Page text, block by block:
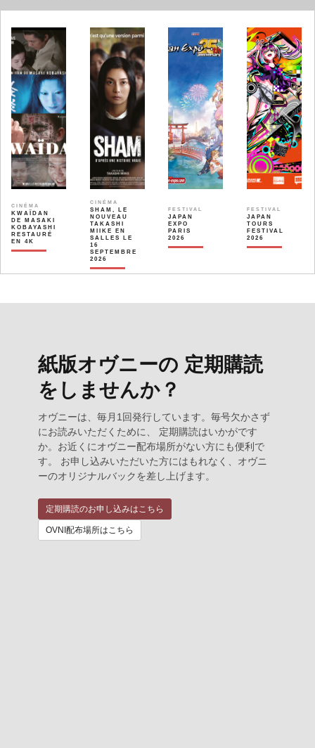
CINÉMA
KWAÏDAN
DE MASAKI
KOBAYASHI
RESTAURÉ
EN 4K
CINÉMA
SHAM, LE
NOUVEAU
TAKASHI
MIIKE EN
SALLES LE
16
SEPTEMBRE
2026
FESTIVAL
JAPAN
EXPO
PARIS
2026
FESTIVAL
JAPAN
TOURS
FESTIVAL
2026
紙版オヴニーの 定期購読
をしませんか？
オヴニーは、毎月1回発行しています。毎号欠かさず
にお読みいただくために、 定期購読はいかがです
か。お近くにオヴニー配布場所がない方にも便利で
す。 お申し込みいただいた方にはもれなく、オヴニ
ーのオリジナルバックを差し上げます。
定期購読のお申し込みはこちら
OVNI配布場所はこちら